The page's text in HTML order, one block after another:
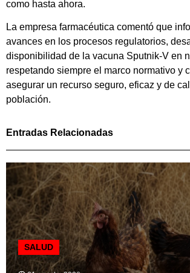
como hasta ahora.
La empresa farmacéutica comentó que
avances en los procesos regulatorios,
disponibilidad de la vacuna Sputnik-V en
respetando siempre el marco normativo y
asegurar un recurso seguro, eficaz y de
población.
Entradas Relacionadas
SALUD